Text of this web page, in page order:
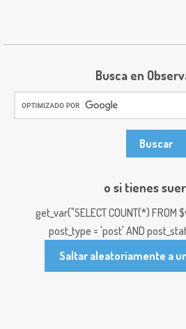
Busca en
o si tienes
get_var("SELECT COUNT(*) FROM
post_type = 'post' AND
Saltar aleatoriamente a